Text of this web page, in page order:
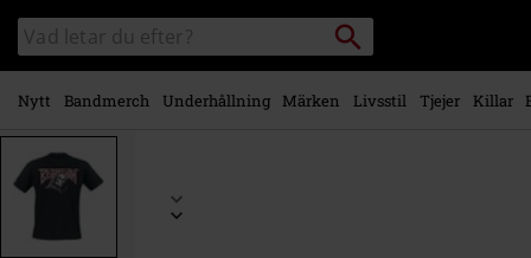
Gå till
huvudinnehåll
Sök
i
katalogen
Sök
Nytt Bandmerch Underhållning Märken Livsstil Tjejer Killar
www.emp-
p/reaper/588754.html